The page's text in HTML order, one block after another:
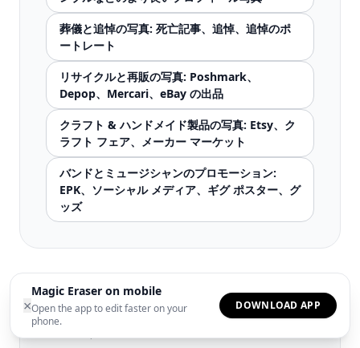
×
Magic Eraser on mobile
Open the app to edit faster on your
phone.
DOWNLOAD APP
葬儀と追悼の写真: 死亡記事、追悼、追悼のポ
ートレート
リサイクルと再販の写真: Poshmark、
Depop、Mercari、eBay の出品
クラフト & ハンドメイド製品の写真: Etsy、ク
ラフト フェア、メーカー マーケット
バンドとミュージシャンのプロモーション:
EPK、ソーシャル メディア、ギグ ポスター、グ
ッズ
関連する比較